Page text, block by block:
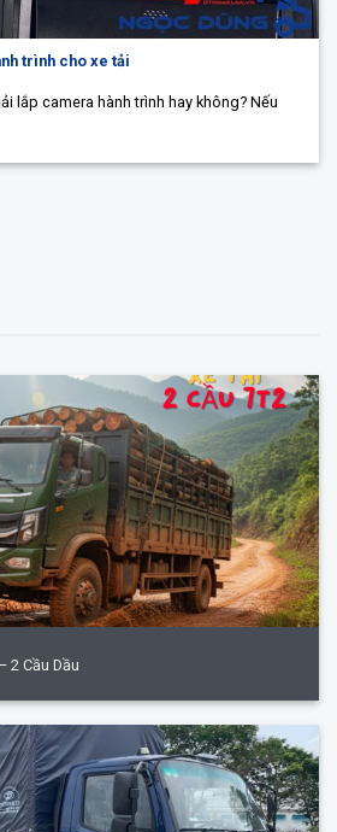
trình cho xe tải
lắp camera hành trình hay không? Nếu
2 Cầu Dầu